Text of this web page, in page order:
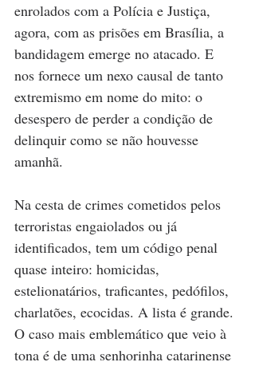
enrolados com a Polícia e Justiça,
agora, com as prisões em Brasília, a
bandidagem emerge no atacado. E
nos fornece um nexo causal de tanto
extremismo em nome do mito: o
desespero de perder a condição de
delinquir como se não houvesse
amanhã.
Na cesta de crimes cometidos pelos
terroristas engaiolados ou já
identificados, tem um código penal
quase inteiro: homicidas,
estelionatários, traficantes, pedófilos,
charlatões, ecocidas. A lista é grande.
O caso mais emblemático que veio à
tona é de uma senhorinha catarinense